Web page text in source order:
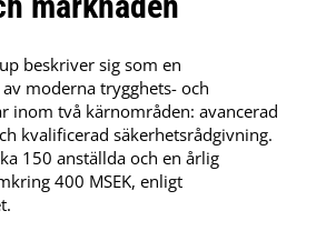
beskriver sig som en
moderna trygghets- och
inom två kärnområden: avancerad
kvalificerad säkerhetsrådgivning.
150 anställda och en årlig
400 MSEK, enligt